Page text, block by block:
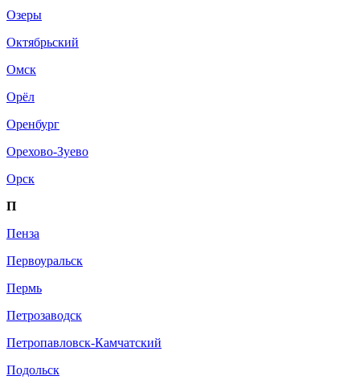
Озеры
Октябрьский
Омск
Орёл
Оренбург
Орехово-Зуево
Орск
П
Пенза
Первоуральск
Пермь
Петрозаводск
Петропавловск-Камчатский
Подольск